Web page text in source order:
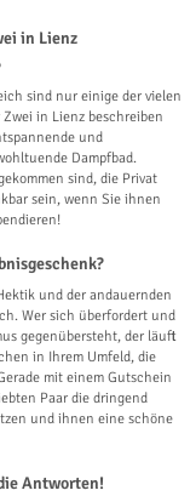
in Lienz
sind nur einige der vielen
in Lienz beschreiben
und
Dampfbad.
sind, die Privat
sein, wenn Sie ihnen
und der andauernden
Wer sich überfordert und
gegenübersteht, der läuft
in Ihrem Umfeld, die
mit einem Gutschein
Paar die dringend
und ihnen eine schöne
Antworten!